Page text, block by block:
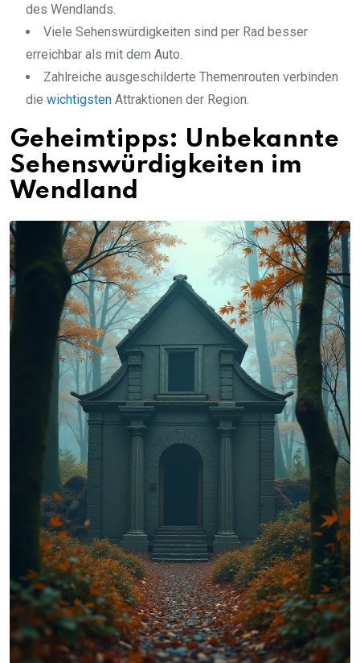
des Wendlands.
Viele Sehenswürdigkeiten sind per Rad besser
erreichbar als mit dem Auto.
Zahlreiche ausgeschilderte Themenrouten verbinden
die wichtigsten Attraktionen der Region.
Geheimtipps: Unbekannte
Sehenswürdigkeiten im
Wendland